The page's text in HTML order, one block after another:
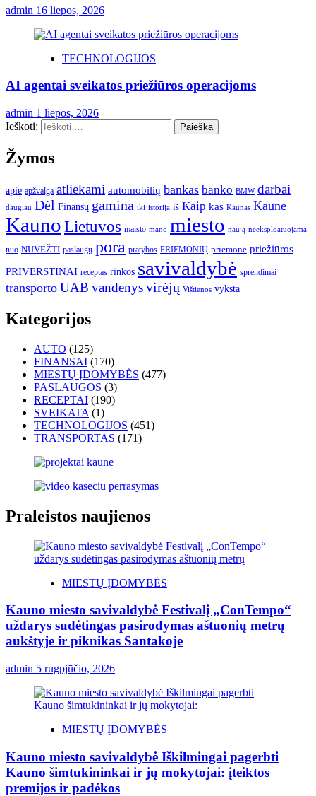
admin 16 liepos, 2026
TECHNOLOGIJOS
AI agentai sveikatos priežiūros operacijoms
admin 1 liepos, 2026
Ieškoti:
Žymos
apie apžvalga atliekami automobilių bankas banko BMW darbai
daugiau Dėl Finansų gamina iki istorija iš Kaip kas Kaunas Kaune
KaunoLietuvos maisto mano miesto naują neeksploatuojama
nuo NUVEŽTI paslaugų pora pratybos PRIEMONIŲ priemonė priežiūros
PRIVERSTINAI receptas rinkos savivaldybė sprendimai
transporto UAB vandenysvirėjų Vištienos vyksta
Kategorijos
AUTO (125)
FINANSAI (170)
MIESTŲ ĮDOMYBĖS (477)
PASLAUGOS (3)
RECEPTAI (190)
SVEIKATA (1)
TECHNOLOGIJOS (451)
TRANSPORTAS (171)
Praleistos naujienos
MIESTŲ ĮDOMYBĖS
Kauno miesto savivaldybė Festivalį „ConTempo“
uždarys sudėtingas pasirodymas aštuonių metrų
aukštyje ir piknikas Santakoje
admin 5 rugpjūčio, 2026
MIESTŲ ĮDOMYBĖS
Kauno miesto savivaldybė Iškilmingai pagerbti
Kauno šimtukininkai ir jų mokytojai: įteiktos
premijos ir padėkos